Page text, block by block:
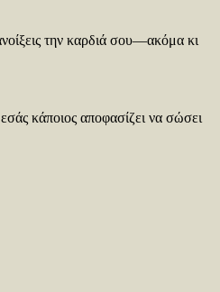
την καρδιά σου—ακόμα κι
κάποιος αποφασίζει να σώσει